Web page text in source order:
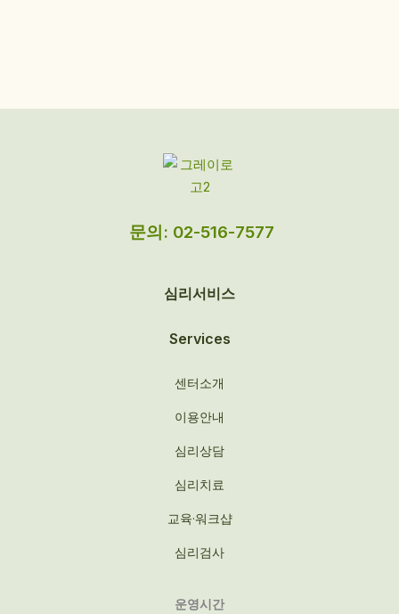
문의: 02-516-7577
심리서비스
Services
센터소개
이용안내
심리상담
심리치료
교육·워크샵
심리검사
운영시간